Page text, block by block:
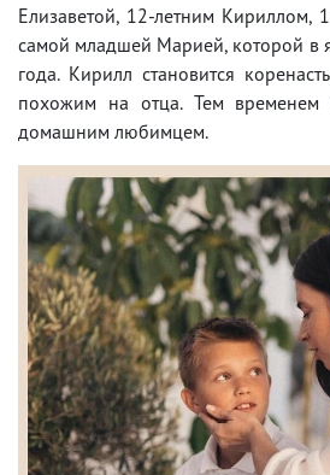
Елизаветой, 12-летним Кириллом,
самой младшей Марией, которой в
года. Кирилл становится
похожим на отца. Тем
домашним любимцем.